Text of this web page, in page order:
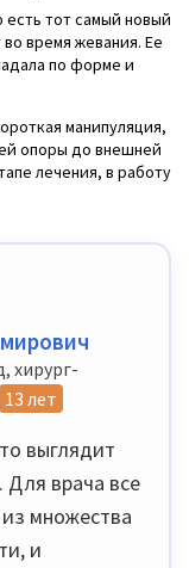
есть тот самый новый
время жевания. Ее
по форме и
манипуляция,
опоры до внешней
лечения, в работу
хирург-
13 лет
выглядит
Для врача все
множества
и